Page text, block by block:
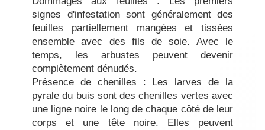
signes d'infestation sont généralement des
feuilles partiellement mangées et tissées
ensemble avec des fils de soie. Avec le
temps, les arbustes peuvent devenir
complètement dénudés.
Présence de chenilles : Les larves de la
pyrale du buis sont des chenilles vertes avec
une ligne noire le long de chaque côté de leur
corps et une tête noire. Elles peuvent